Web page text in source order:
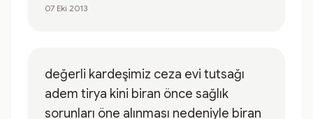
07 Eki 2013
değerli kardeşimiz ceza evi tutsağı
adem tirya kini biran önce sağlık
sorunları öne alınması nedeniyle biran